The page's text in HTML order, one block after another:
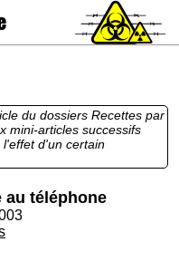
du dossiers Recettes par
mini-articles successifs
d'un certain
au téléphone